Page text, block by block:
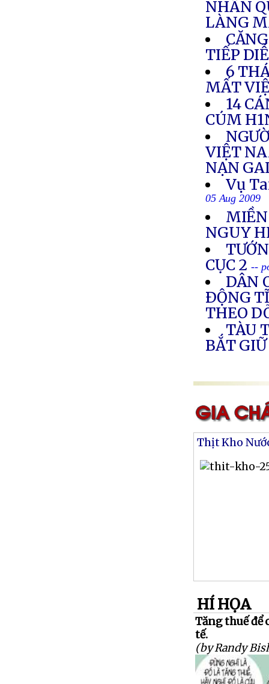
NHÂN
LÀNG
TIẾP
6
MẤT
14
CÚM
VIỆT
NẠN
Vụ
05 Aug 2009
NGUY
CỤC 2 --
DÂN
ÐỘNG
THEO
TÀU
BẮT
Thịt Kho
HÍ HỌA
Tăng thuế để
tế.
(by Randy